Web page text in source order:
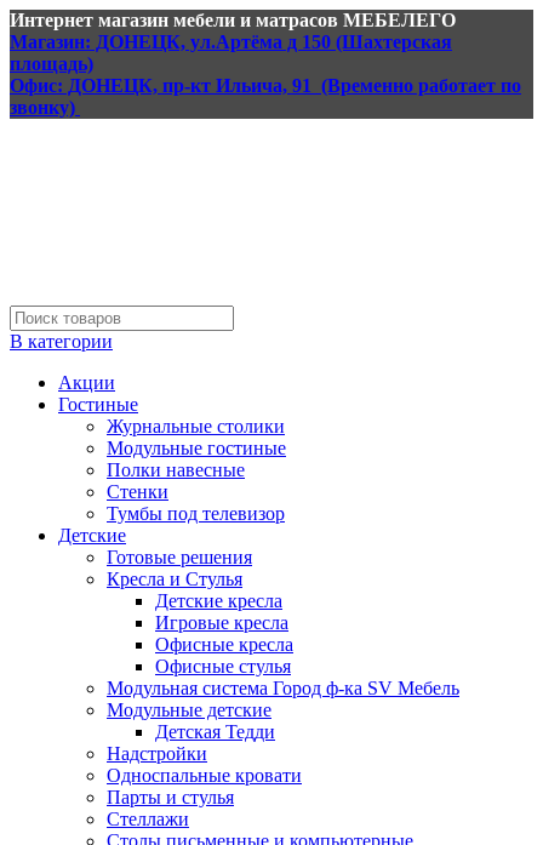
Интернет магазин мебели и матрасов МЕБЕЛЕГО
Магазин: ДОНЕЦК, ул.Артёма д 150 (Шахтерская
площадь)
Офис: ДОНЕЦК, пр-кт Ильича, 91 (Временно работает по
звонку)
В категории
Акции
Гостиные
Журнальные столики
Модульные гостиные
Полки навесные
Стенки
Тумбы под телевизор
Детские
Готовые решения
Кресла и Стулья
Детские кресла
Игровые кресла
Офисные кресла
Офисные стулья
Модульная система Город ф-ка SV Мебель
Модульные детские
Детская Тедди
Надстройки
Односпальные кровати
Парты и стулья
Стеллажи
Столы письменные и компьютерные